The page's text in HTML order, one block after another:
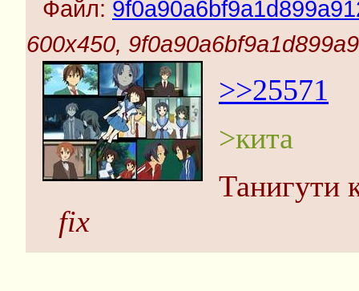
Файл:
600x450,
>>25571
>кита
Танигути
fix